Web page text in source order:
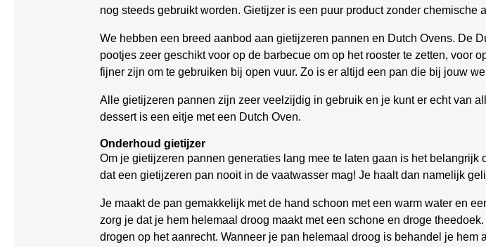
nog steeds gebruikt worden. Gietijzer is een puur product zonder chemische
We hebben een breed aanbod aan gietijzeren pannen en Dutch Ovens. De
pootjes zeer geschikt voor op de barbecue om op het rooster te zetten, voor
fijner zijn om te gebruiken bij open vuur. Zo is er altijd een pan die bij jouw
Alle gietijzeren pannen zijn zeer veelzijdig in gebruik en je kunt er echt van
dessert is een eitje met een Dutch Oven.
Onderhoud gietijzer
Om je gietijzeren pannen generaties lang mee te laten gaan is het
dat een gietijzeren pan nooit in de vaatwasser mag! Je haalt dan namelijk
Je maakt de pan gemakkelijk met de hand schoon met een warm water en
zorg je dat je hem helemaal droog maakt met een schone en droge
drogen op het aanrecht. Wanneer je pan helemaal droog is behandel je hem